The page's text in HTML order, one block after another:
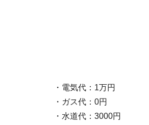
・電気代：1万円
・ガス代：0円
・水道代：3000円